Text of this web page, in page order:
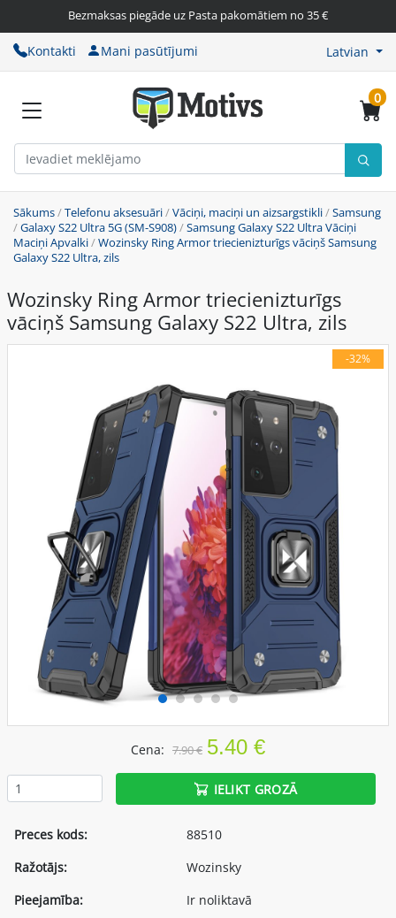
Bezmaksas piegāde uz Pasta pakomātiem no 35 €
Kontakti Mani pasūtījumi Latvian
0
Sākums/Telefonu aksesuāri/Vāciņi, maciņi un aizsargstikli/Samsung
/Galaxy S22 Ultra 5G (SM-S908)/Samsung Galaxy S22 Ultra Vāciņi
Maciņi Apvalki/Wozinsky Ring Armor triecienizturīgs vāciņš Samsung
Galaxy S22 Ultra, zils
Wozinsky Ring Armor triecienizturīgs
vāciņš Samsung Galaxy S22 Ultra, zils
-32%
Cena: 7.90 € 5.40 €
IELIKT GROZĀ
Preces kods:
88510
Ražotājs:
Wozinsky
Pieejamība:
Ir noliktavā